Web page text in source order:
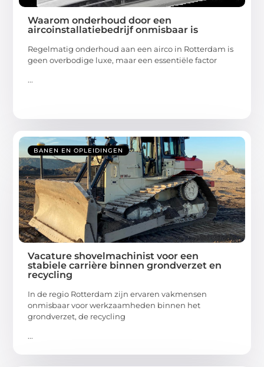
Waarom onderhoud door een
aircoinstallatiebedrijf onmisbaar is
Regelmatig onderhoud aan een airco in Rotterdam is
geen overbodige luxe, maar een essentiële factor
...
BANEN EN OPLEIDINGEN
Vacature shovelmachinist voor een
stabiele carrière binnen grondverzet en
recycling
In de regio Rotterdam zijn ervaren vakmensen
onmisbaar voor werkzaamheden binnen het
grondverzet, de recycling
...